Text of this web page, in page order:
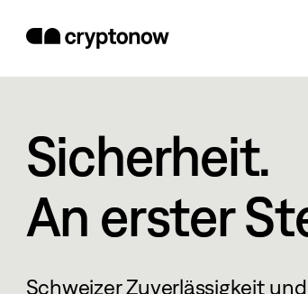
Sicherheit.
An erster
Schweizer Zuverlässigkeit